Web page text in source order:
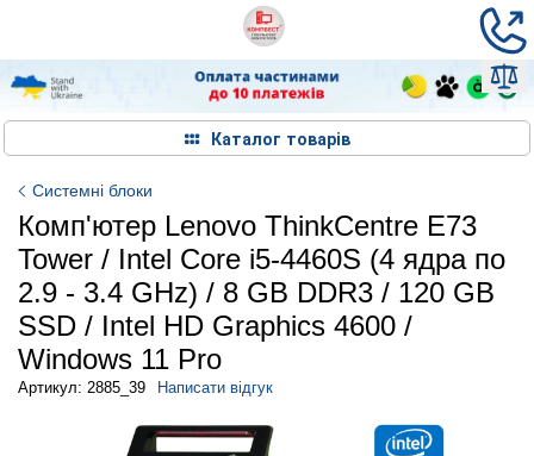
Каталог товарів
Системні блоки
Комп'ютер Lenovo ThinkCentre E73
Tower / Intel Core i5-4460S (4 ядра по
2.9 - 3.4 GHz) / 8 GB DDR3 / 120 GB
SSD / Intel HD Graphics 4600 /
Windows 11 Pro
Артикул: 2885_39 Написати відгук